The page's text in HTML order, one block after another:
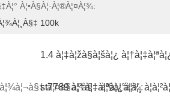
À¦•à§à¦·à¦®à¦¤à¦¾:
100k
à¦¤à§à¦²à§‡ à¦§à¦°à¦¾:
1.4 à¦‡à¦žà§à¦šà¦¿
st7789 à¦†à¦‡à¦ªà¦¿à¦à¦¸